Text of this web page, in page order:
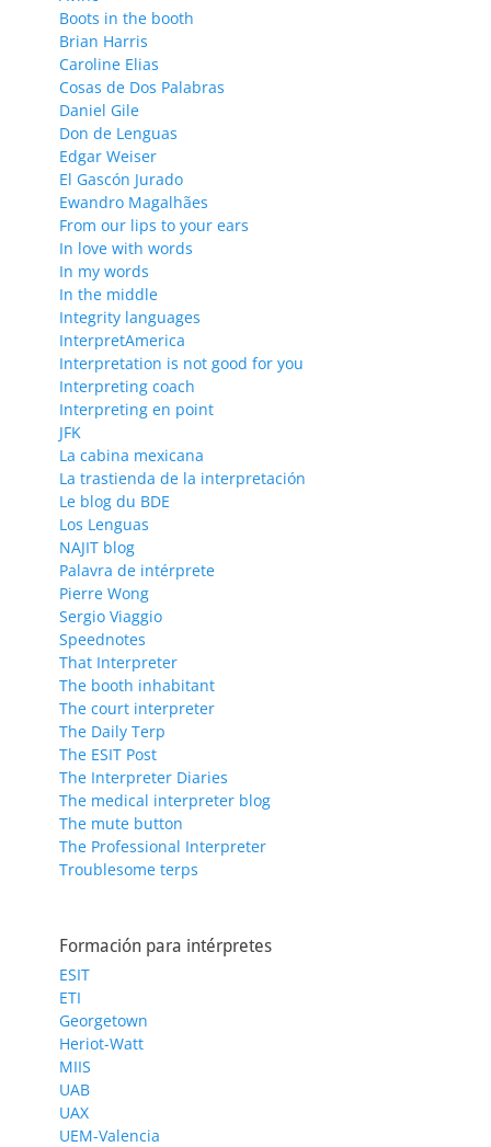
Boots in the booth
Brian Harris
Caroline Elias
Cosas de Dos Palabras
Daniel Gile
Don de Lenguas
Edgar Weiser
El Gascón Jurado
Ewandro Magalhães
From our lips to your ears
In love with words
In my words
In the middle
Integrity languages
InterpretAmerica
Interpretation is not good for you
Interpreting coach
Interpreting en point
JFK
La cabina mexicana
La trastienda de la interpretación
Le blog du BDE
Los Lenguas
NAJIT blog
Palavra de intérprete
Pierre Wong
Sergio Viaggio
Speednotes
That Interpreter
The booth inhabitant
The court interpreter
The Daily Terp
The ESIT Post
The Interpreter Diaries
The medical interpreter blog
The mute button
The Professional Interpreter
Troublesome terps
Formación para intérpretes
ESIT
ETI
Georgetown
Heriot-Watt
MIIS
UAB
UAX
UEM-Valencia